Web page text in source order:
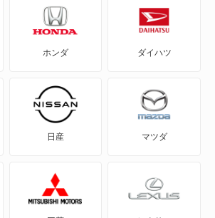
ホンダ ダイハツ
日産 マツダ